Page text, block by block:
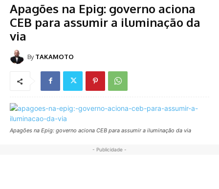
Apagões na Epig: governo aciona
CEB para assumir a iluminação da
via
By TAKAMOTO
Apagões na Epig: governo aciona CEB para assumir a iluminação da via
- Publicidade -